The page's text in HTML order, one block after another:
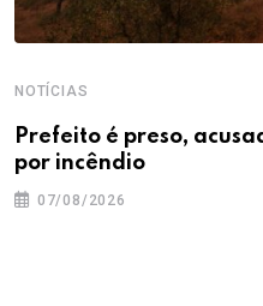
NOTÍCIAS
Prefeito é preso,
por incêndio
07/08/2026